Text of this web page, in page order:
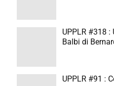
UPPLR #318 :
Balbi di
UPPLR #91 :